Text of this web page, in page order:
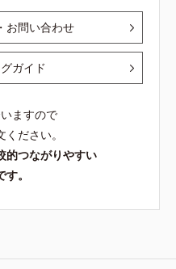
お問い合わせ
ガイド
ますので
ださい。
的つながりやすい
。